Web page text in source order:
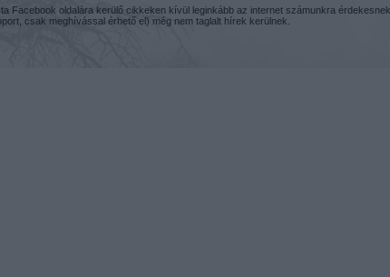
Facebook oldalára kerülő cikkeken kívül leginkább az internet számunkra
csak meghívással érhető el) még nem taglalt hírek kerülnek.